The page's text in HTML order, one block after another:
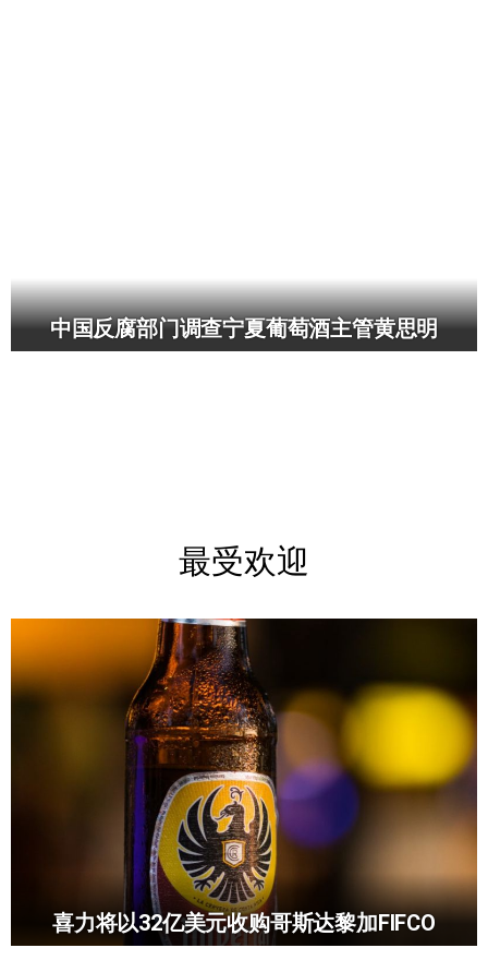
中国反腐部门调查宁夏葡萄酒主管黄思明
最受欢迎
喜力将以32亿美元收购哥斯达黎加FIFCO